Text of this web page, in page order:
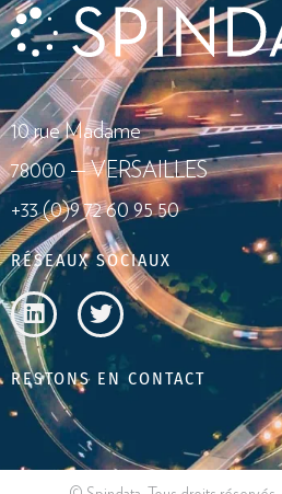
10 rue Madame
78000 — VERSAILLES
+33 (0)9 72 60 95 50
RÉSEAUX SOCIAUX
RESTONS EN CONTACT